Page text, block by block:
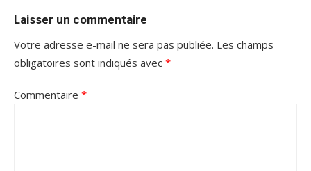
Laisser un commentaire
Votre adresse e-mail ne sera pas publiée. Les champs
obligatoires sont indiqués avec *
Commentaire *